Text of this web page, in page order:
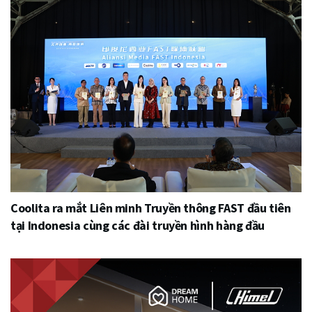
Coolita ra mắt Liên minh Truyền thông FAST đầu tiên
tại Indonesia cùng các đài truyền hình hàng đầu